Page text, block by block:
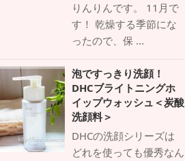
りんりんです。 11月で
す！ 乾燥する季節にな
ったので、保 ...
泡ですっきり洗顔！
DHCブライトニングホ
イップウォッシュ＜炭酸
洗顔料＞
DHCの洗顔シリーズは
どれを使っても優秀なん